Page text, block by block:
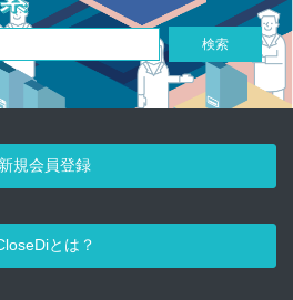
検索
新規会員登録
とは？